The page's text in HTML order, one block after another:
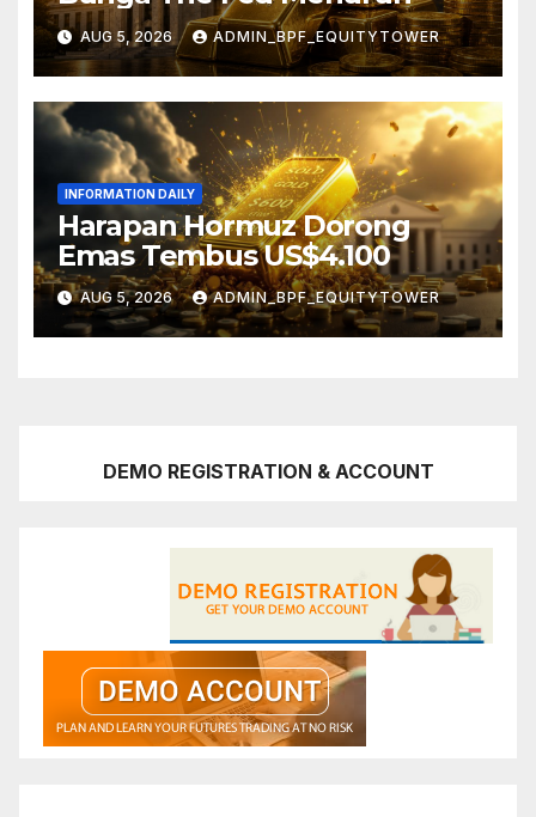
AUG 5, 2026 ADMIN_BPF_EQUITYTOWER
INFORMATION DAILY
Harapan Hormuz Dorong
Emas Tembus US$4.100
AUG 5, 2026 ADMIN_BPF_EQUITYTOWER
DEMO REGISTRATION & ACCOUNT